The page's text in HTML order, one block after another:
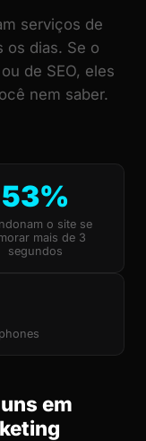
serviços de
os dias. Se o
de SEO, eles
nem saber.
53%
o site se
mais de 3
segundos
em